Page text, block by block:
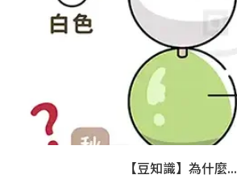
【豆知識】為什麼...